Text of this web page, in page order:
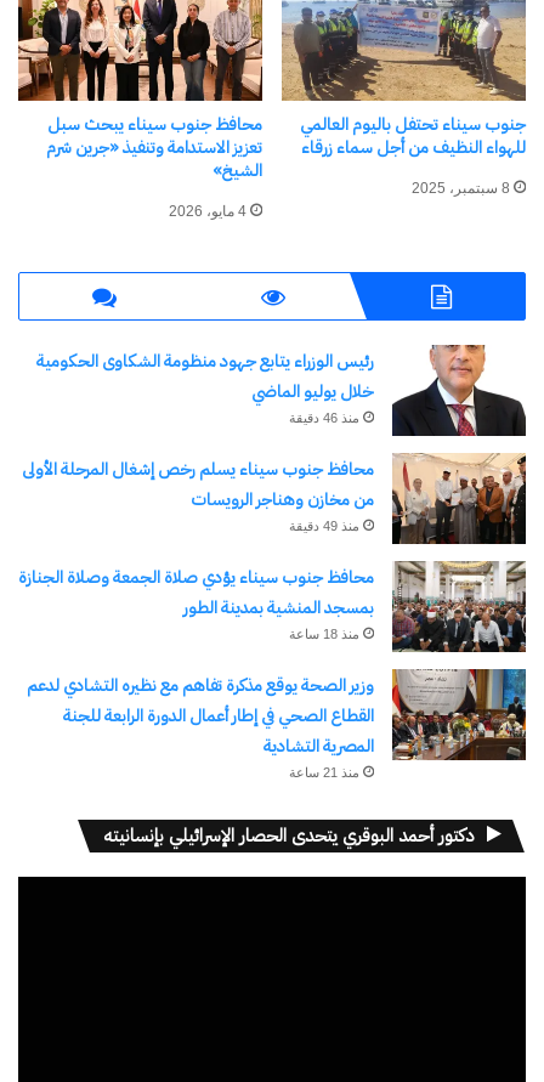
نسخ الرابط
جنوب سيناء تحتفل باليوم العالمي
للهواء النظيف من أجل سماء زرقاء
8 سبتمبر، 2025
محافظ جنوب سيناء يبحث سبل
تعزيز الاستدامة وتنفيذ «جرين شرم
الشيخ»
4 مايو، 2026
رئيس الوزراء يتابع جهود منظومة الشكاوى الحكومية
خلال يوليو الماضي
منذ 46 دقيقة
محافظ جنوب سيناء يسلم رخص إشغال المرحلة الأولى
من مخازن وهناجر الرويسات
منذ 49 دقيقة
محافظ جنوب سيناء يؤدي صلاة الجمعة وصلاة الجنازة
بمسجد المنشية بمدينة الطور
منذ 18 ساعة
وزير الصحة يوقع مذكرة تفاهم مع نظيره التشادي لدعم
القطاع الصحي في إطار أعمال الدورة الرابعة للجنة
المصرية التشادية
منذ 21 ساعة
دكتور أحمد البوقري يتحدى الحصار الإسرائيلي بإنسانيته